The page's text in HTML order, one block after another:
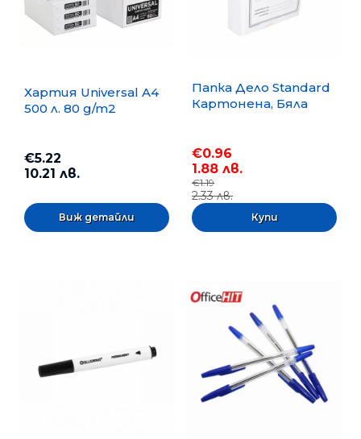
Хартия Universal A4
500 л. 80 g/m2
€5.22
10.21 лв.
Виж детайли
Папка Дело Standard
Картонена, Бяла
€0.96
1.88 лв.
€1.19
2.33 лв.